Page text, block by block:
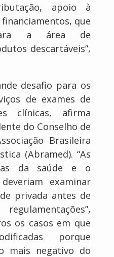
apoio à
que
a área de
descartáveis”,
desafio para os
de exames de
clínicas, afirma
do Conselho de
Brasileira
(Abramed). “As
da saúde e o
examinar
privada antes de
os casos em que
porque
mais negativo do